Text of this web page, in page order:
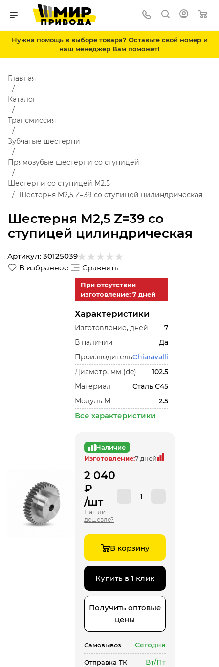
Нужна помощь в выборе товара? Оставьте свой номер и
наш менеджер Вам поможет!
Шестерня M2,5 Z=39 со
ступицей цилиндрическая
Главная
Каталог
Трансмиссия
Зубчатые шестерни
Прямозубые шестерни со ступицей
Шестерни со ступицей М2.5
Шестерня M2,5 Z=39 со ступицей цилиндрическая
В избранное Сравнить
Артикул: 30125039
При отсутствии
изготовление: 7 дней
Характеристики
Изготовление, дней
7
В наличии
Да
ПроизводительChiaravalli
Диаметр, мм (de)
102.5
Материал
Сталь С45
Модуль М
2.5
Все характеристики
Наличие
Изготовление:7 дней
2 040
₽
/шт
Нашли
дешевле?
В корзину
Купить в 1 клик
Получить оптовые
цены
Самовывоз Сегодня
Отправка ТК Вт/Пт